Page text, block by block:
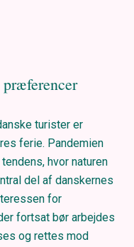
turister er
ferie. Pandemien
hvor naturen
del af danskernes
for
fortsat bør arbejdes
og rettes mod